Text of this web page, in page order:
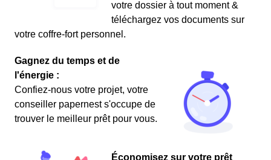
votre dossier à tout moment &
téléchargez vos documents sur
votre coffre-fort personnel.
Gagnez du temps et de
l'énergie :
Confiez-nous votre projet, votre
conseiller papernest s'occupe de
trouver le meilleur prêt pour vous.
Économisez sur votre prêt